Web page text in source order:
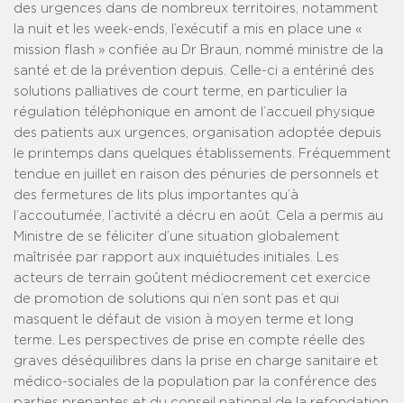
des urgences dans de nombreux territoires, notamment
la nuit et les week-ends, l’exécutif a mis en place une «
mission flash » confiée au Dr Braun, nommé ministre de la
santé et de la prévention depuis. Celle-ci a entériné des
solutions palliatives de court terme, en particulier la
régulation téléphonique en amont de l’accueil physique
des patients aux urgences, organisation adoptée depuis
le printemps dans quelques établissements. Fréquemment
tendue en juillet en raison des pénuries de personnels et
des fermetures de lits plus importantes qu’à
l’accoutumée, l’activité a décru en août. Cela a permis au
Ministre de se féliciter d’une situation globalement
maîtrisée par rapport aux inquiétudes initiales. Les
acteurs de terrain goûtent médiocrement cet exercice
de promotion de solutions qui n’en sont pas et qui
masquent le défaut de vision à moyen terme et long
terme. Les perspectives de prise en compte réelle des
graves déséquilibres dans la prise en charge sanitaire et
médico-sociales de la population par la conférence des